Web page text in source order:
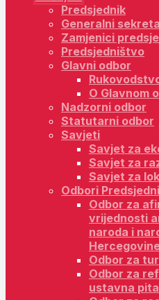
Predsjednik
Generalni
Zamjenici
Predsjedništvo
Glavni odbor
O Glavnom
Nadzorni odbor
Statutarni odbor
Savjeti
Savjet za
Savjet za
Savjet za
Odbori
Odbor za
vrijednosti
naroda i
Odbor za
Odbor za
ustavna